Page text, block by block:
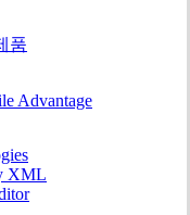
품
Advantage
XML